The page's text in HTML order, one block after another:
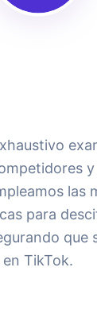
las
para
que
en TikTok.